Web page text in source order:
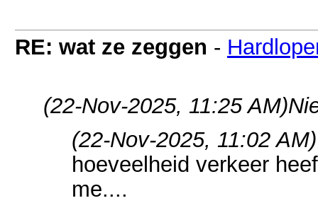
RE: wat ze zeggen -
(22-Nov-2025, 11:25 AM)
(22-Nov-2025, 11:02 AM)
hoeveelheid verkeer
me....